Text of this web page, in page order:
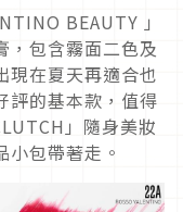
BEAUTY 」
，包含霧面二色及
現在夏天再適合也
評的基本款，值得
」隨身美妝
包帶著走。